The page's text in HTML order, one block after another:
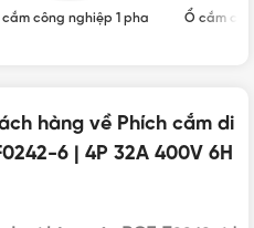
quốc
chưa qua sử dụng
cắm công nghiệp 1 pha Ổ cắm
hàng về Phích cắm di
6 | 4P 32A 400V 6H